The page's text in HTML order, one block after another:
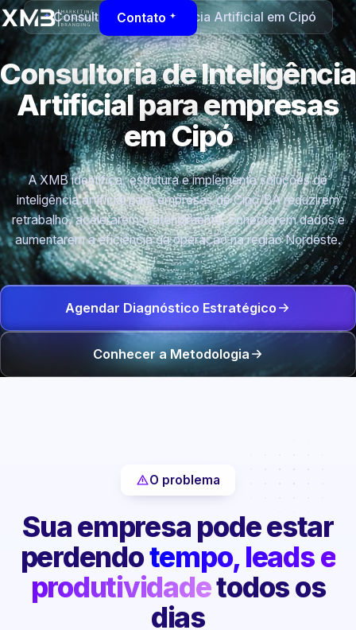
Contato
Consultoria de Inteligência Artificial em Cipó
Consultoria de Inteligência
Artificial para empresas
em Cipó
A XMB identifica, estrutura e implementa soluções de
inteligência artificial para empresas de Cipó/BA reduzirem
retrabalho, acelerarem o atendimento, conectarem dados e
aumentarem a eficiência da operação na região Nordeste.
Agendar Diagnóstico Estratégico
Conhecer a Metodologia
O problema
Sua empresa pode estar
perdendotempo, leads e
produtividadetodos os
dias